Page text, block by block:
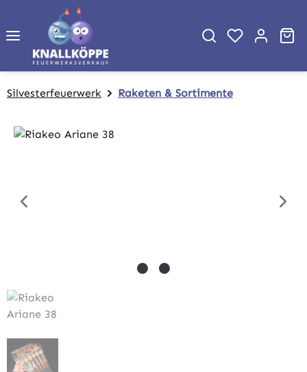
Zum Hauptinhalt springen
Silvesterfeuerwerk Raketen & Sortimente
Bildergalerie überspringen